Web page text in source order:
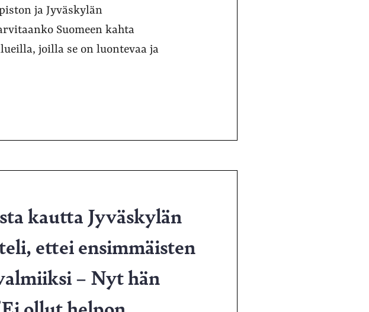
ja Jyväskylän
Suomeen kahta
joilla se on luontevaa ja
kautta Jyväskylän
ettei ensimmäisten
– Nyt hän